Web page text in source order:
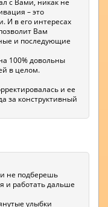
с Вами, никак не
– это
в его интересах
Вам
и последующие
100% довольны
в целом.
и ее
за конструктивный
не подберешь
и работать дальше
улыбки